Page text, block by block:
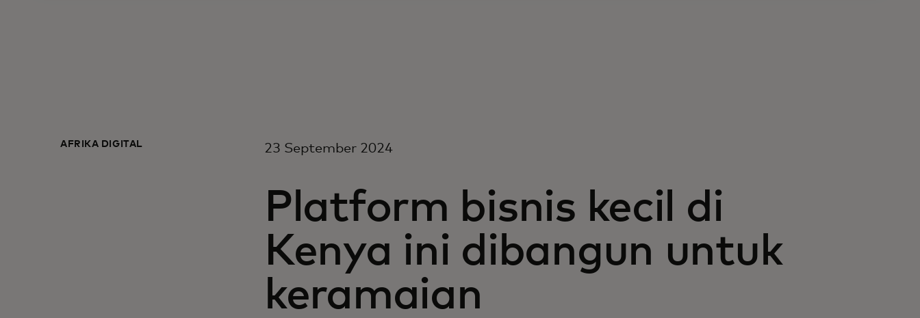
AFRIKA DIGITAL 23 September 2024
Platform bisnis kecil di
Kenya ini dibangun untuk
keramaian